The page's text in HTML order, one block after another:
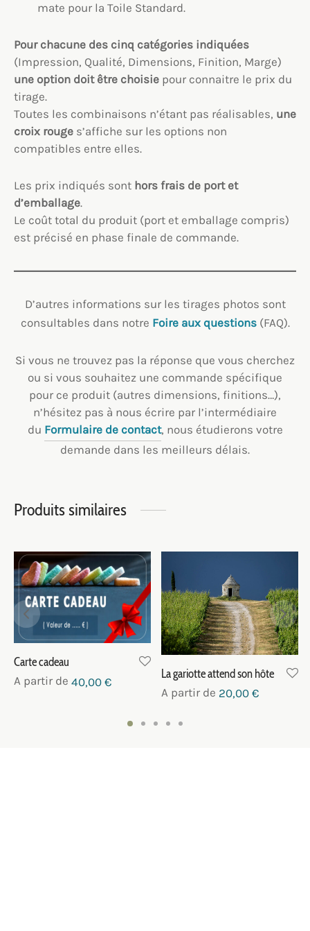
mate pour la Toile Standard.
Pour chacune des cinq catégories indiquées
(Impression, Qualité, Dimensions, Finition, Marge)
une option doit être choisie pour connaitre le prix du
tirage.
Toutes les combinaisons n’étant pas réalisables, une
croix rouge s’affiche sur les options non
compatibles entre elles.
Les prix indiqués sont hors frais de port et
d’emballage.
Le coût total du produit (port et emballage compris)
est précisé en phase finale de commande.
D’autres informations sur les tirages photos sont
consultables dans notre Foire aux questions(FAQ).
Si vous ne trouvez pas la réponse que vous cherchez
ou si vous souhaitez une commande spécifique
pour ce produit (autres dimensions, finitions…),
n’hésitez pas à nous écrire par l’intermédiaire
du Formulaire de contact, nous étudierons votre
demande dans les meilleurs délais.
Produits similaires
Carte cadeau
A partir de 40,00 €
La gariotte attend son hôte
A partir de 20,00 €